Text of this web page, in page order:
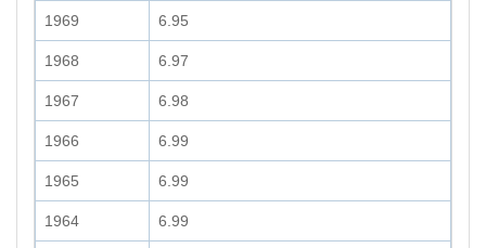
1969 6.95
1968 6.97
1967 6.98
1966 6.99
1965 6.99
1964 6.99